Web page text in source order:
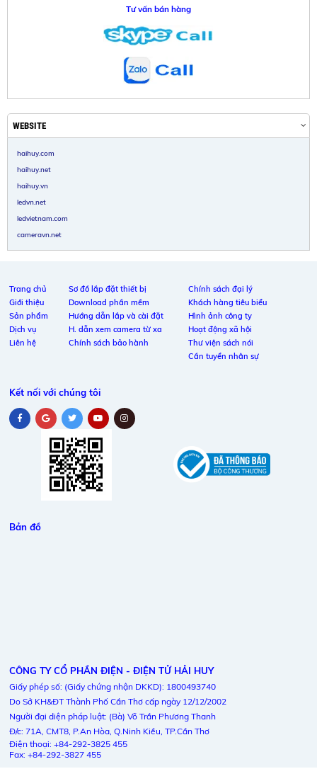
Tư vấn bán hàng
WEBSITE
haihuy.com
haihuy.net
haihuy.vn
ledvn.net
ledvietnam.com
cameravn.net
Trang chủ
Giới thiệu
Sản phẩm
Dịch vụ
Liên hệ
Sơ đồ lắp đặt thiết bị
Download phần mềm
Hướng dẫn lắp và cài đặt
H. dẫn xem camera từ xa
Chính sách bảo hành
Chính sách đại lý
Khách hàng tiêu biểu
Hình ảnh công ty
Hoạt động xã hội
Thư viện sách nói
Cần tuyển nhân sự
Kết nối với chúng tôi
Bản đồ
CÔNG TY CỔ PHẦN ĐIỆN - ĐIỆN TỬ HẢI HUY
Giấy phép số: (Giấy chứng nhận DKKD): 1800493740
Do Sở KH&ĐT Thành Phố Cần Thơ cấp ngày 12/12/2002
Người đại diện pháp luật: (Bà) Võ Trần Phương Thanh
Đ/c: 71A, CMT8, P.An Hòa, Q.Ninh Kiều, TP.Cần Thơ
Điện thoại: +84-292-3825 455
Fax: +84-292-3827 455